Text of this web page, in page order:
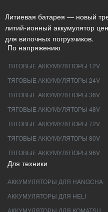
Литиевая батарея — новый
литий-ионный аккумулятор
для вилочных погрузчиков.
По напряжению
ТЯГОВЫЕ АККУМУЛЯТОРЫ 12V
ТЯГОВЫЕ АККУМУЛЯТОРЫ 24V
ТЯГОВЫЕ АККУМУЛЯТОРЫ 36V
ТЯГОВЫЕ АККУМУЛЯТОРЫ 48V
ТЯГОВЫЕ АККУМУЛЯТОРЫ 72V
ТЯГОВЫЕ АККУМУЛЯТОРЫ 80V
ТЯГОВЫЕ АККУМУЛЯТОРЫ 96V
Для техники
АККУМУЛЯТОРЫ ДЛЯ HANGCHA
АККУМУЛЯТОРЫ ДЛЯ HELI
АККУМУЛЯТОРЫ ДЛЯ KOMATSU